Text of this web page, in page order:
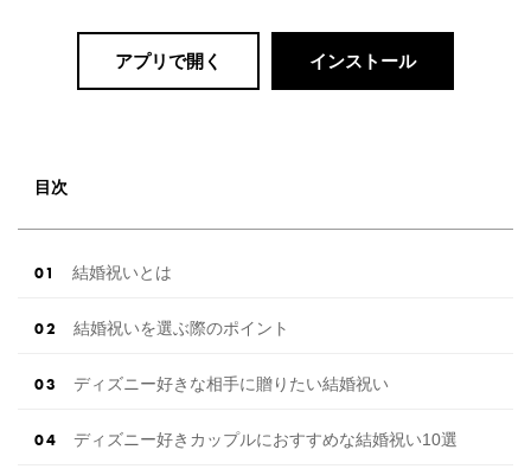
アプリで開く インストール
目次
結婚祝いとは
結婚祝いを選ぶ際のポイント
ディズニー好きな相手に贈りたい結婚祝い
ディズニー好きカップルにおすすめな結婚祝い10選